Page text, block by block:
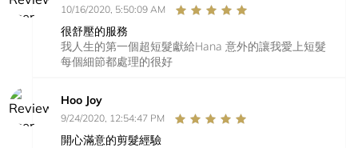
10/16/2020, 5:50:09 AM
很舒壓的服務
我人生的第一個超短髮獻給Hana 意外的讓我愛上短髮
每個細節都處理的很好
Hoo Joy
9/24/2020, 12:54:47 PM
開心滿意的剪髮經驗